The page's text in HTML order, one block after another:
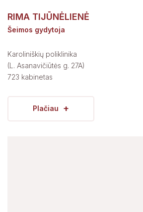
RIMA TIJŪNĖLIENĖ
Šeimos gydytoja
Karoliniškių poliklinika
(L. Asanavičiūtės g. 27A)
723 kabinetas
Plačiau +